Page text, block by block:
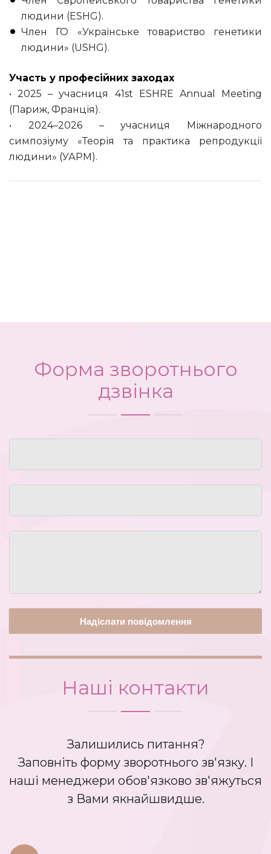
людини (ESHG).
Член ГО «Українське товариство генетики
людини» (USHG).
Участь у професійних заходах
• 2025 – учасниця 41st ESHRE Annual Meeting
(Париж, Франція).
• 2024–2026 – учасниця Міжнародного
симпозіуму «Теорія та практика репродукції
людини» (УАРМ).
Форма зворотнього
дзвінка
Наші контакти
Залишились питання?
Заповніть форму зворотнього зв'язку. І
наші менеджери обов'язково зв'яжуться
з Вами якнайшвидше.